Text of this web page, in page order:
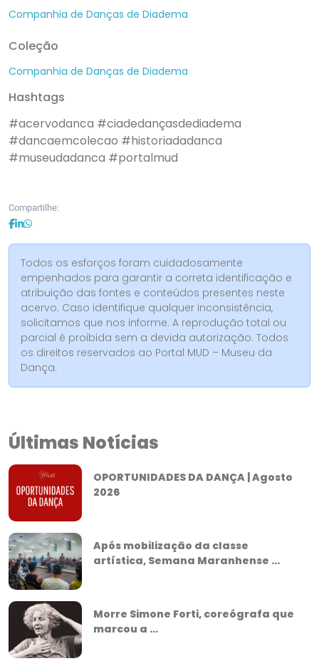
Companhia de Danças de Diadema
Coleção
Companhia de Danças de Diadema
Hashtags
#acervodanca #ciadedançasdediadema
#dancaemcolecao #historiadadanca
#museudadanca #portalmud
Compartilhe:
Todos os esforços foram cuidadosamente
empenhados para garantir a correta identificação e
atribuição das fontes e conteúdos presentes neste
acervo. Caso identifique qualquer inconsistência,
solicitamos que nos informe. A reprodução total ou
parcial é proibida sem a devida autorização. Todos
os direitos reservados ao Portal MUD – Museu da
Dança.
Últimas Notícias
OPORTUNIDADES DA DANÇA | Agosto
2026
Após mobilização da classe
artística, Semana Maranhense ...
Morre Simone Forti, coreógrafa que
marcou a ...